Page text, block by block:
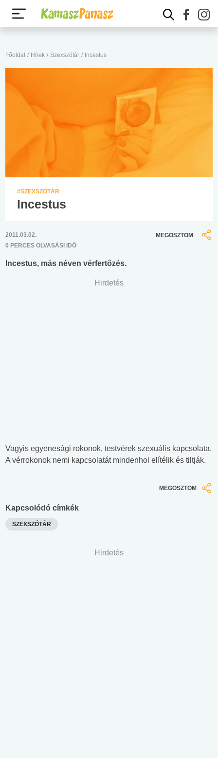
Főoldal / Hírek / Szexszótár / Incestus
#SZEXSZÓTÁR
Incestus
2011.03.02.
0 PERCES OLVASÁSI IDŐ
MEGOSZTOM
Incestus, más néven vérfertőzés.
Hirdetés
Vagyis egyenesági rokonok, testvérek szexuális kapcsolata.
A vérrokonok nemi kapcsolatát mindenhol elítélik és tiltják.
MEGOSZTOM
Kapcsolódó címkék
SZEXSZÓTÁR
Hirdetés